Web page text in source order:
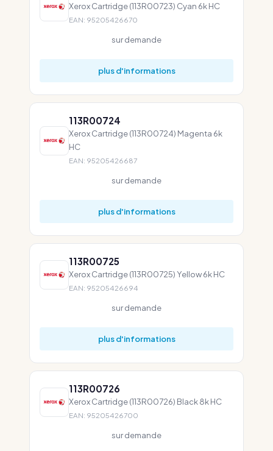
Xerox Cartridge (113R00723) Cyan 6k HC
EAN: 95205426670
sur demande
plus d'informations
113R00724
Xerox Cartridge (113R00724) Magenta 6k
HC
EAN: 95205426687
sur demande
plus d'informations
113R00725
Xerox Cartridge (113R00725) Yellow 6k HC
EAN: 95205426694
sur demande
plus d'informations
113R00726
Xerox Cartridge (113R00726) Black 8k HC
EAN: 95205426700
sur demande